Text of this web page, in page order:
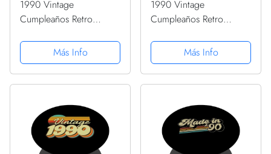
1990 Vintage
Cumpleaños Retro
Hombres Mujer
PopSockets PopGrip
Intercambiable
Más Info
1990 Vintage
Cumpleaños Retro
Hombres Mujer
PopSockets PopGrip
Intercambiable
Más Info